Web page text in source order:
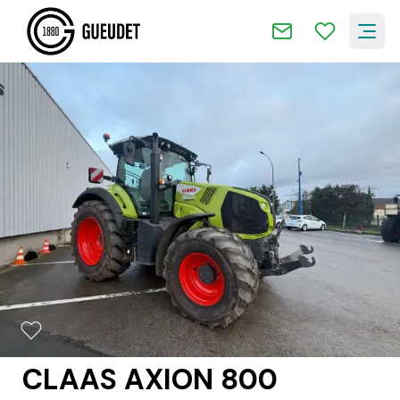
2/16
CLAAS AXION 800